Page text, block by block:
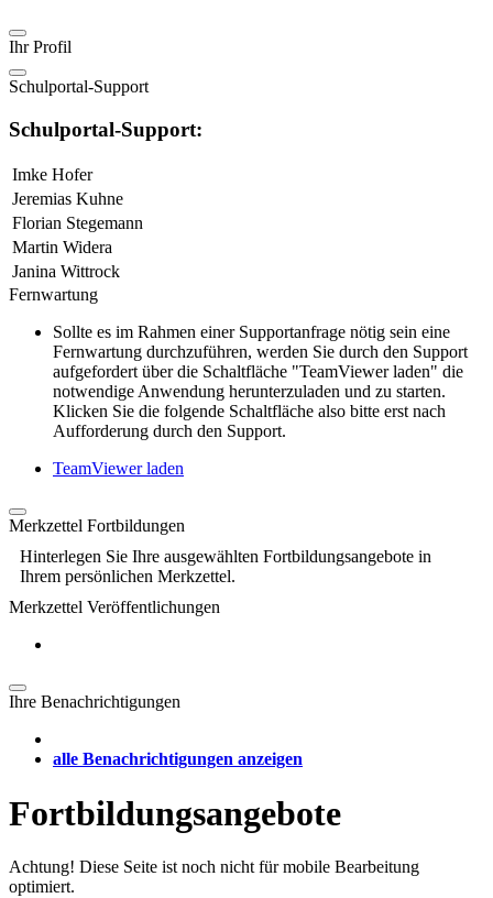
Ihr Profil
Schulportal-Support
Schulportal-Support:
Imke Hofer
Jeremias Kuhne
Florian Stegemann
Martin Widera
Janina Wittrock
Fernwartung
Sollte es im Rahmen einer Supportanfrage nötig sein eine
Fernwartung durchzuführen, werden Sie durch den Support
aufgefordert über die Schaltfläche "TeamViewer laden" die
notwendige Anwendung herunterzuladen und zu starten.
Klicken Sie die folgende Schaltfläche also bitte erst nach
Aufforderung durch den Support.
TeamViewer laden
Merkzettel Fortbildungen
Hinterlegen Sie Ihre ausgewählten Fortbildungsangebote in
Ihrem persönlichen Merkzettel.
Merkzettel Veröffentlichungen
Ihre Benachrichtigungen
alle Benachrichtigungen anzeigen
Fortbildungsangebote
Achtung! Diese Seite ist noch nicht für mobile Bearbeitung
optimiert.